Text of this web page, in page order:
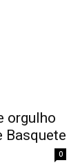
orgulho
Basquete
0